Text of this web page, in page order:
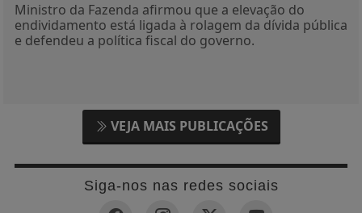
Ministro da Fazenda afirmou que a elevação do
endividamento está ligada à rolagem da dívida pública
e defendeu a política fiscal do governo.
VEJA MAIS PUBLICAÇÕES
Siga-nos nas redes sociais